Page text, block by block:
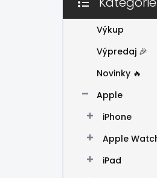
č
Preskočiť
kategórie
Výkup
Výpredaj 🎉
Novinky 🔥
Apple
iPhone
Apple
iPad